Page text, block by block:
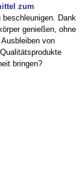
zum
Dank
genießen, ohne
von
bringen?